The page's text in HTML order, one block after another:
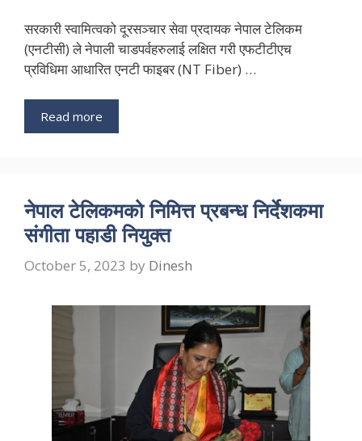
सरकारी स्वामित्वको दूरसञ्चार सेवा प्रदायक नेपाल टेलिकम
(एनटीसी) ले नेपाली चाडपर्वहरुलाई लक्षित गरी एफटीटीएच
प्रविधिमा आधारित एनटी फाइबर (NT Fiber) …
Read more
नेपाल टेलिकमको निमित्त प्रबन्ध निर्देशकमा
संगीता पहाडी नियुक्त
October 5, 2023 by Dinesh